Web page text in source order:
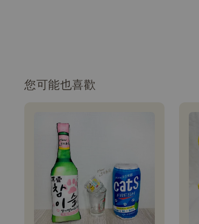
您可能也喜歡